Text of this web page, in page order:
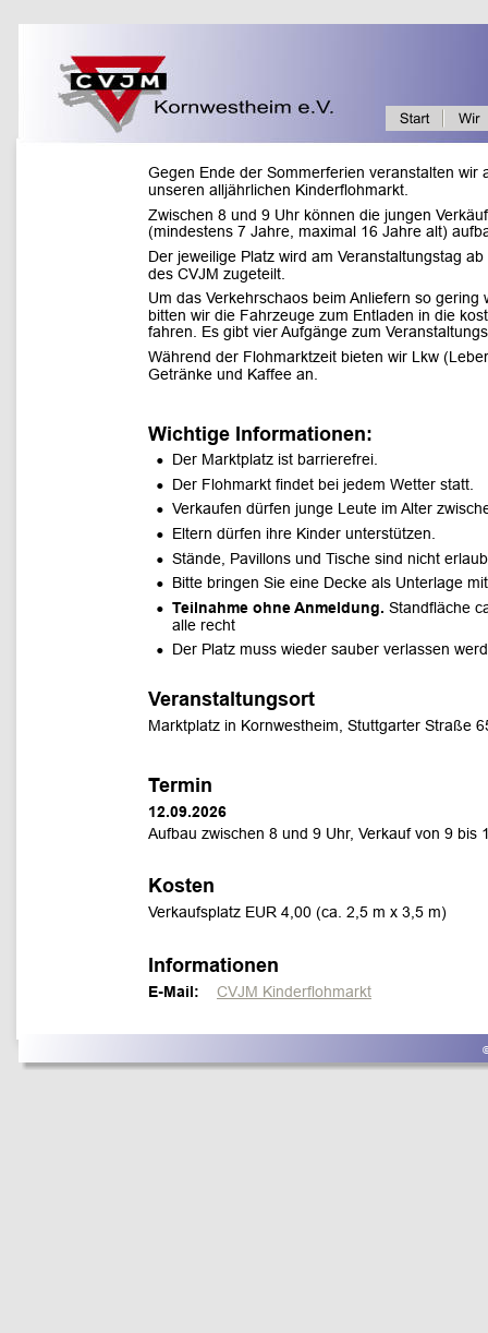
Gegen Ende der Sommerferien veranstalten wir
unseren alljährlichen Kinderflohmarkt.
Zwischen 8 und 9 Uhr können die jungen
(mindestens 7 Jahre, maximal 16 Jahre alt)
Der jeweilige Platz wird am Veranstaltungstag
des CVJM zugeteilt.
Um das Verkehrschaos beim Anliefern so
bitten wir die Fahrzeuge zum Entladen in die
fahren. Es gibt vier Aufgänge zum
Während der Flohmarktzeit bieten wir Lkw
Getränke und Kaffee an.
Wichtige Informationen:
• Der Marktplatz ist barrierefrei.
• Der Flohmarkt findet bei jedem Wetter statt.
• Verkaufen dürfen junge Leute im Alter
• Eltern dürfen ihre Kinder unterstützen.
• Stände, Pavillons und Tische sind nicht
• Bitte bringen Sie eine Decke als Unterlage
• Teilnahme ohne Anmeldung. Standfläche
alle recht
• Der Platz muss wieder sauber verlassen
Veranstaltungsort
Marktplatz in Kornwestheim, Stuttgarter Straße
Termin
12.09.2026
Aufbau zwischen 8 und 9 Uhr, Verkauf von 9 bis
Kosten
Verkaufsplatz EUR 4,00 (ca. 2,5 m x 3,5 m)
Informationen
E-Mail: CVJM Kinderflohmarkt